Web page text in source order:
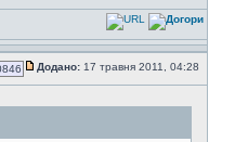
Додано: 17 травня 2011, 04:28